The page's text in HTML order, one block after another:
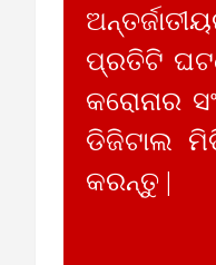
ପ୍ରତିଟି
କରୋନାର
ଡିଜିଟାଲ
କରନ୍ତୁ |